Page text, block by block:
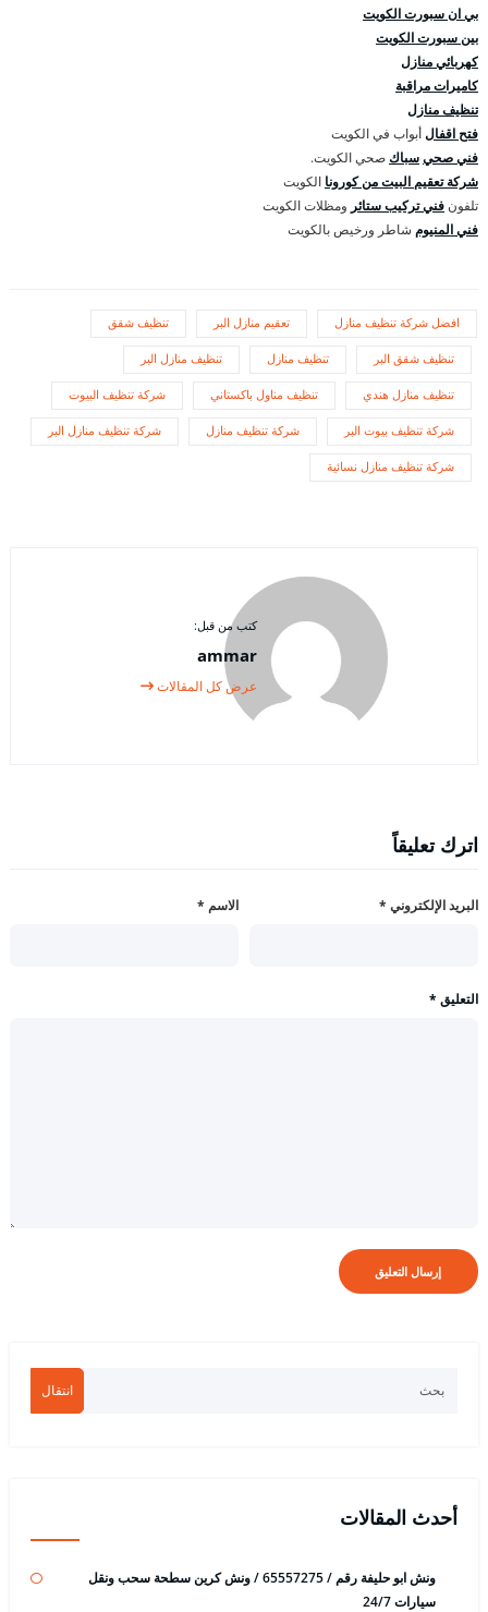
بي ان سبورت الكويت
بين سبورت الكويت
كهربائي منازل
كاميرات مراقبة
تنظيف منازل
فتح اقفالأبواب في الكويت
فني صحيسباك صحي الكويت.
شركة تعقيم البيت من كورونا الكويت
تلفون فني تركيب ستائر ومظلات الكويت
فني المنيوم شاطر ورخيص بالكويت
افضل شركة تنظيف منازل تعقيم منازل البر تنظيف شقق
تنظيف شقق البر تنظيف منازل تنظيف منازل البر
تنظيف منازل هندي تنظيف مناول باكستاني شركة تنظيف البيوت
شركة تنظيف بيوت البر شركة تنظيف منازل شركة تنظيف منازل البر
شركة تنظيف منازل نسائية
كتب من قبل:
ammar
عرض كل المقالات
اترك تعليقاً
الاسم * البريد الإلكتروني *
التعليق *
انتقال
أحدث المقالات
ونش ابو حليفة رقم / 65557275 / ونش كرين سطحة سحب ونقل
سيارات 24/7